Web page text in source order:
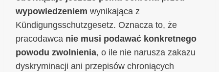
wypowiedzeniem wynikająca z
Kündigungsschutzgesetz. Oznacza to, że
pracodawca nie musi podawać konkretnego
powodu zwolnienia, o ile nie narusza zakazu
dyskryminacji ani przepisów chroniących